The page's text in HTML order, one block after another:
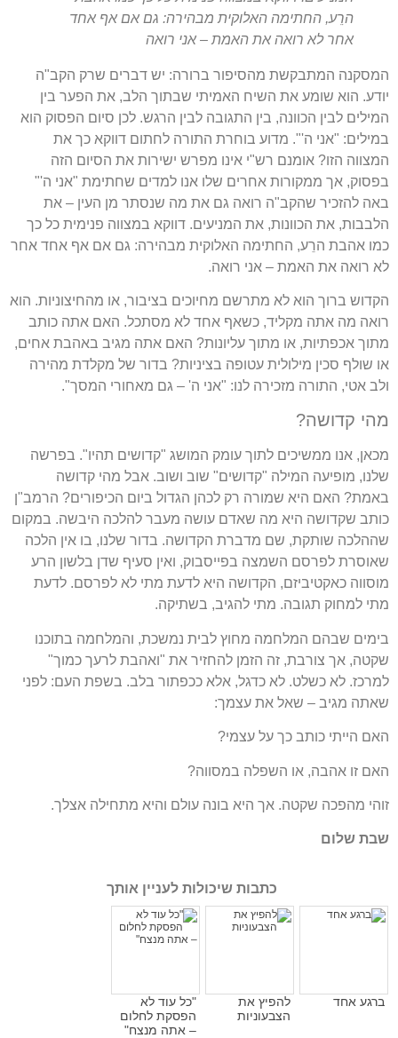
הרֵע, החתימה האלוקית מבהירה: גם אם אף אחד
אחר לא רואה את האמת – אני רואה
המסקנה המתבקשת מהסיפור ברורה: יש דברים שרק הקב"ה
יודע. הוא שומע את השיח האמיתי שבתוך הלב, את הפער בין
המילים לבין הכוונה, בין התגובה לבין הרגש. לכן סיום הפסוק הוא
במילים: "אני ה'". מדוע בוחרת התורה לחתום דווקא כך את
המצווה הזו? אומנם רש"י אינו מפרש ישירות את הסיום הזה
בפסוק, אך ממקורות אחרים שלו אנו למדים שחתימת "אני ה'"
באה להזכיר שהקב"ה רואה גם את מה שנסתר מן העין – את
הלבבות, את הכוונות, את המניעים. דווקא במצווה פנימית כל כך
כמו אהבת הרֵע, החתימה האלוקית מבהירה: גם אם אף אחד אחר
לא רואה את האמת – אני רואה.
הקדוש ברוך הוא לא מתרשם מחיוכים בציבור, או מהחיצוניות. הוא
רואה מה אתה מקליד, כשאף אחד לא מסתכל. האם אתה כותב
מתוך אכפתיות, או מתוך עליונות? האם אתה מגיב באהבת אחים,
או שולף סכין מילולית עטופה בציניות? בדור של מקלדת מהירה
ולב אטי, התורה מזכירה לנו: "אני ה' – גם מאחורי המסך".
מהי קדושה?
מכאן, אנו ממשיכים לתוך עומק המושג "קדושים תהיו". בפרשה
שלנו, מופיעה המילה "קדושים" שוב ושוב. אבל מהי קדושה
באמת? האם היא שמורה רק לכהן הגדול ביום הכיפורים? הרמב"ן
כותב שקדושה היא מה שאדם עושה מעבר להלכה היבשה. במקום
שההלכה שותקת, שם מדברת הקדושה. בדור שלנו, בו אין הלכה
שאוסרת לפרסם השמצה בפייסבוק, ואין סעיף שדן בלשון הרע
מוסווה כאקטיביזם, הקדושה היא לדעת מתי לא לפרסם. לדעת
מתי למחוק תגובה. מתי להגיב, בשתיקה.
בימים שבהם המלחמה מחוץ לבית נמשכת, והמלחמה בתוכנו
שקטה, אך צורבת, זה הזמן להחזיר את "ואהבת לרעך כמוך"
למרכז. לא כשלט. לא כדגל, אלא ככפתור בלב. בשפת העם: לפני
שאתה מגיב – שאל את עצמך:
האם הייתי כותב כך על עצמי?
האם זו אהבה, או השפלה במסווה?
זוהי מהפכה שקטה. אך היא בונה עולם והיא מתחילה אצלך.
שבת שלום
כתבות שיכולות לעניין אותך
ברגע אחד
להפיץ את
הצבעוניות
"כל עוד לא
הפסקת לחלום
– אתה מנצח"